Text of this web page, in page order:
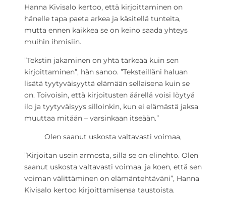
Hanna Kivisalo kertoo, että kirjoittaminen on
hänelle tapa paeta arkea ja käsitellä tunteita,
mutta ennen kaikkea se on keino saada yhteys
muihin ihmisiin.
”Tekstin jakaminen on yhtä tärkeää kuin sen
kirjoittaminen”, hän sanoo. ”Teksteilläni haluan
lisätä tyytyväisyyttä elämään sellaisena kuin se
on. Toivoisin, että kirjoitusten äärellä voisi löytyä
ilo ja tyytyväisyys silloinkin, kun ei elämästä jaksa
muuttaa mitään – varsinkaan itseään.”
Olen saanut uskosta valtavasti voimaa,
”Kirjoitan usein armosta, sillä se on elinehto. Olen
saanut uskosta valtavasti voimaa, ja koen, että sen
voiman välittäminen on elämäntehtäväni”, Hanna
Kivisalo kertoo kirjoittamisensa taustoista.